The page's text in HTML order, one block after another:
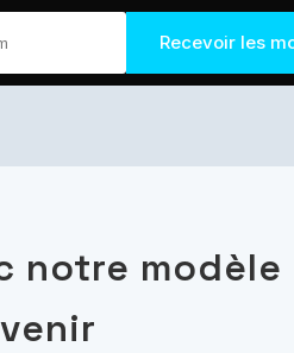
notre modèle
Recevoir les